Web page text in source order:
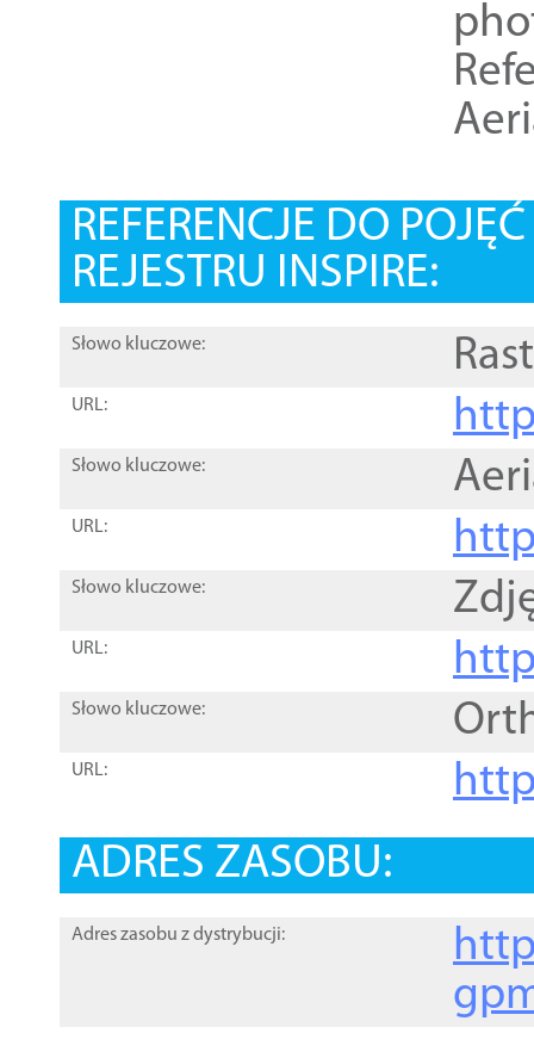
REFERENCJE DO
REJESTRU INSPIRE:
Słowo kluczowe:
URL:
Słowo kluczowe:
URL:
Słowo kluczowe:
URL:
Słowo kluczowe:
URL:
ADRES ZASOBU:
Adres zasobu z dystrybucji: